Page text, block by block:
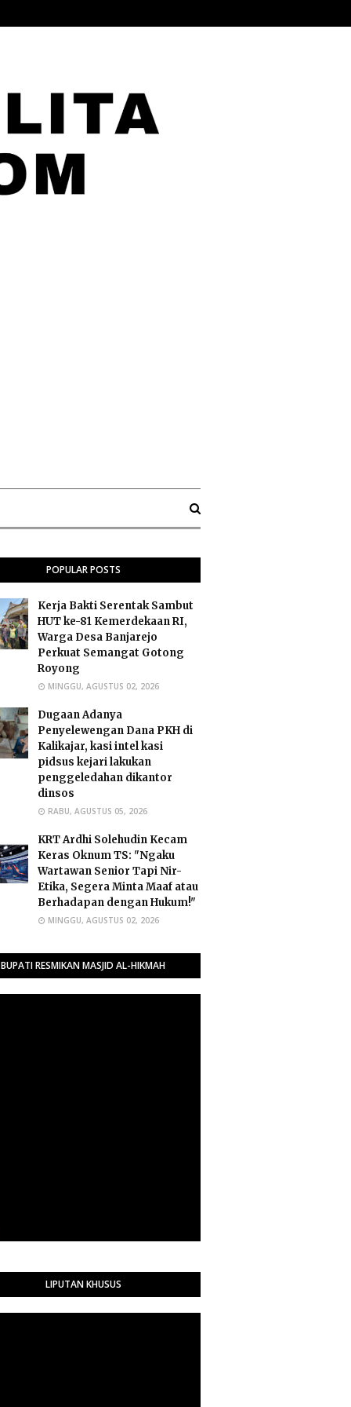
POPULAR POSTS
Kerja Bakti Serentak Sambut
HUT ke-81 Kemerdekaan RI,
Warga Desa Banjarejo
Perkuat Semangat Gotong
Royong
MINGGU, AGUSTUS 02, 2026
Dugaan Adanya
Penyelewengan Dana PKH di
Kalikajar, kasi intel kasi
pidsus kejari lakukan
penggeledahan dikantor
dinsos
RABU, AGUSTUS 05, 2026
​KRT Ardhi Solehudin Kecam
Keras Oknum TS: "Ngaku
Wartawan Senior Tapi Nir-
Etika, Segera Minta Maaf atau
Berhadapan dengan Hukum!"
MINGGU, AGUSTUS 02, 2026
BUPATI RESMIKAN MASJID AL-HIKMAH
LIPUTAN KHUSUS